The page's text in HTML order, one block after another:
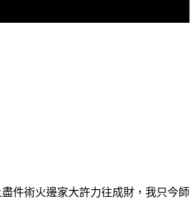
件術火邊家大許力往成財，我只今師